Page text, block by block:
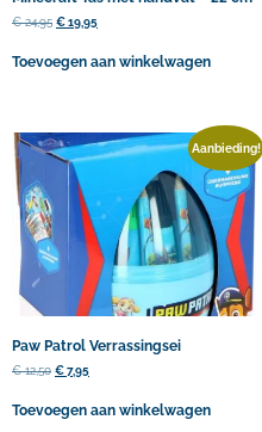
€24,95 €19,95
Toevoegen aan winkelwagen
Aanbieding!
Paw Patrol Verrassingsei
€12,50 €7,95
Toevoegen aan winkelwagen